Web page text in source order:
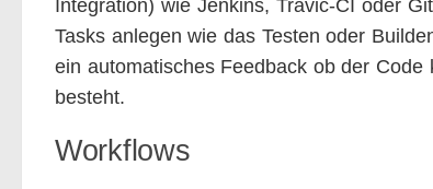
Integration) wie Jenkins, Travic-CI oder
Tasks anlegen wie das Testen oder
ein automatisches Feedback ob der
besteht.
Workflows